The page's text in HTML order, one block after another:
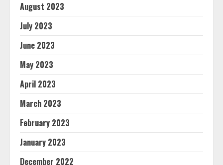
August 2023
July 2023
June 2023
May 2023
April 2023
March 2023
February 2023
January 2023
December 2022